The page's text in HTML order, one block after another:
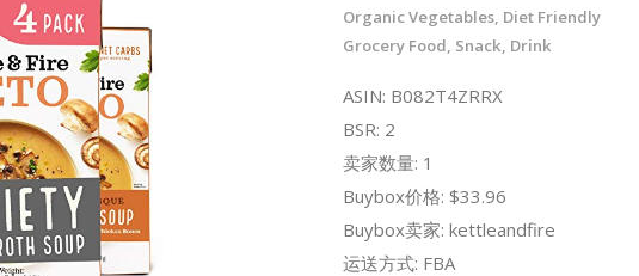
Organic Vegetables, Diet Friendly
Grocery Food, Snack, Drink
ASIN: B082T4ZRRX
BSR: 2
卖家数量: 1
Buybox价格: $33.96
Buybox卖家: kettleandfire
运送方式: FBA